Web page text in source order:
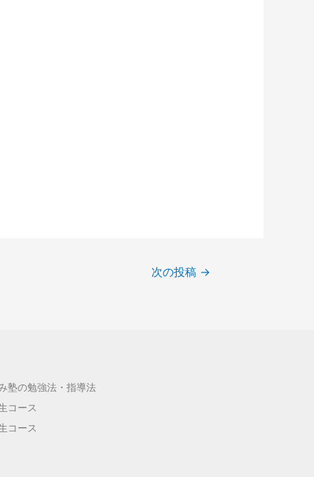
次の投稿 →
塾の勉強法・指導法
コース
コース